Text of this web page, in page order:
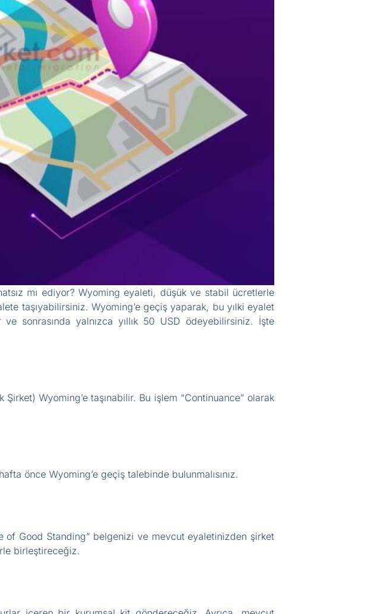
mı ediyor? Wyoming eyaleti, düşük ve stabil ücretlerle
taşıyabilirsiniz. Wyoming’e geçiş yaparak, bu yılki eyalet
sonrasında yalnızca yıllık 50 USD ödeyebilirsiniz. İşte
Wyoming’e taşınabilir. Bu işlem “Continuance” olarak
önce Wyoming’e geçiş talebinde bulunmalısınız.
Good Standing” belgenizi ve mevcut eyaletinizden şirket
birleştireceğiz.